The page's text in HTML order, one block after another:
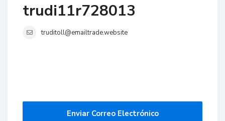
trudi11r728013
truditoll@emailtrade.website
Enviar Correo Electrónico